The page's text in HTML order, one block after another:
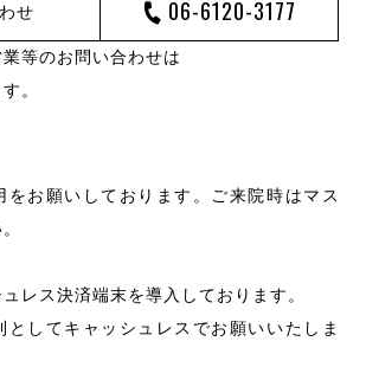
せ 06-6120-3177
等のお問い合わせは
。
をお願いしております。ご来院時はマス
レス決済端末を導入しております。
としてキャッシュレスでお願いいたしま